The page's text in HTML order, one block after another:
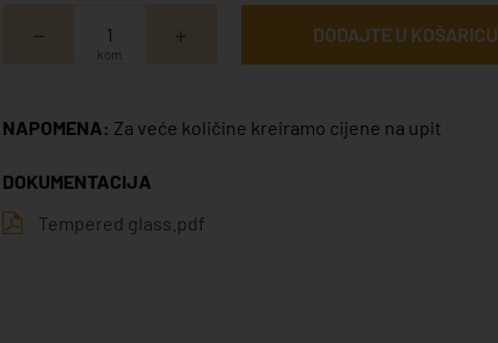
kom
DODAJTE U KOŠARICU
NAPOMENA: Za veće količine kreiramo cijene na upit
DOKUMENTACIJA
Tempered glass.pdf